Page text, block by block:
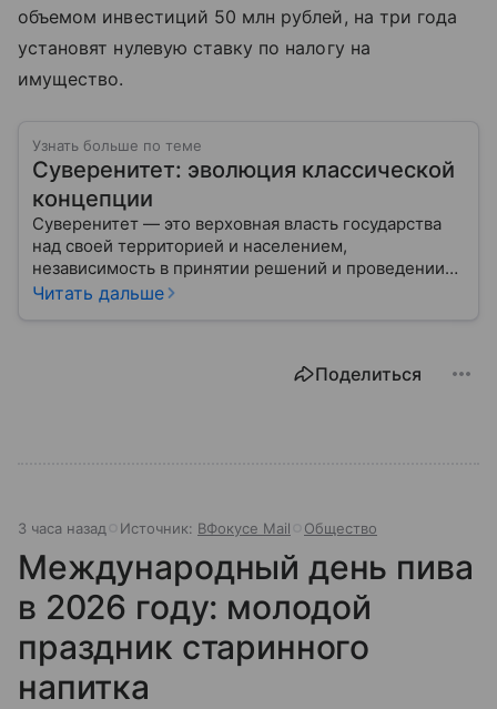
объемом инвестиций 50 млн рублей, на три года
установят нулевую ставку по налогу на
имущество.
Узнать больше по теме
Суверенитет: эволюция классической
концепции
Суверенитет — это верховная власть государства
над своей территорией и населением,
независимость в принятии решений и проведении
внешней политики.
Читать дальше
Поделиться
3 часа назад Источник: ВФокусе Mail Общество
Международный день пива
в 2026 году: молодой
праздник старинного
напитка